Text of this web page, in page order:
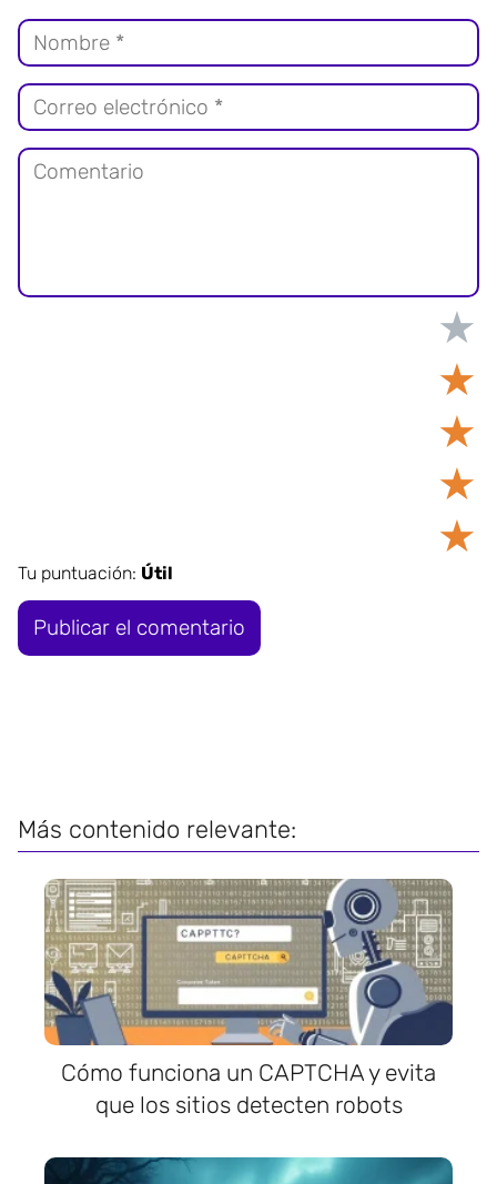
★
★
★
★
★
Tu puntuación: Útil
Más contenido relevante:
Cómo funciona un CAPTCHA y evita
que los sitios detecten robots